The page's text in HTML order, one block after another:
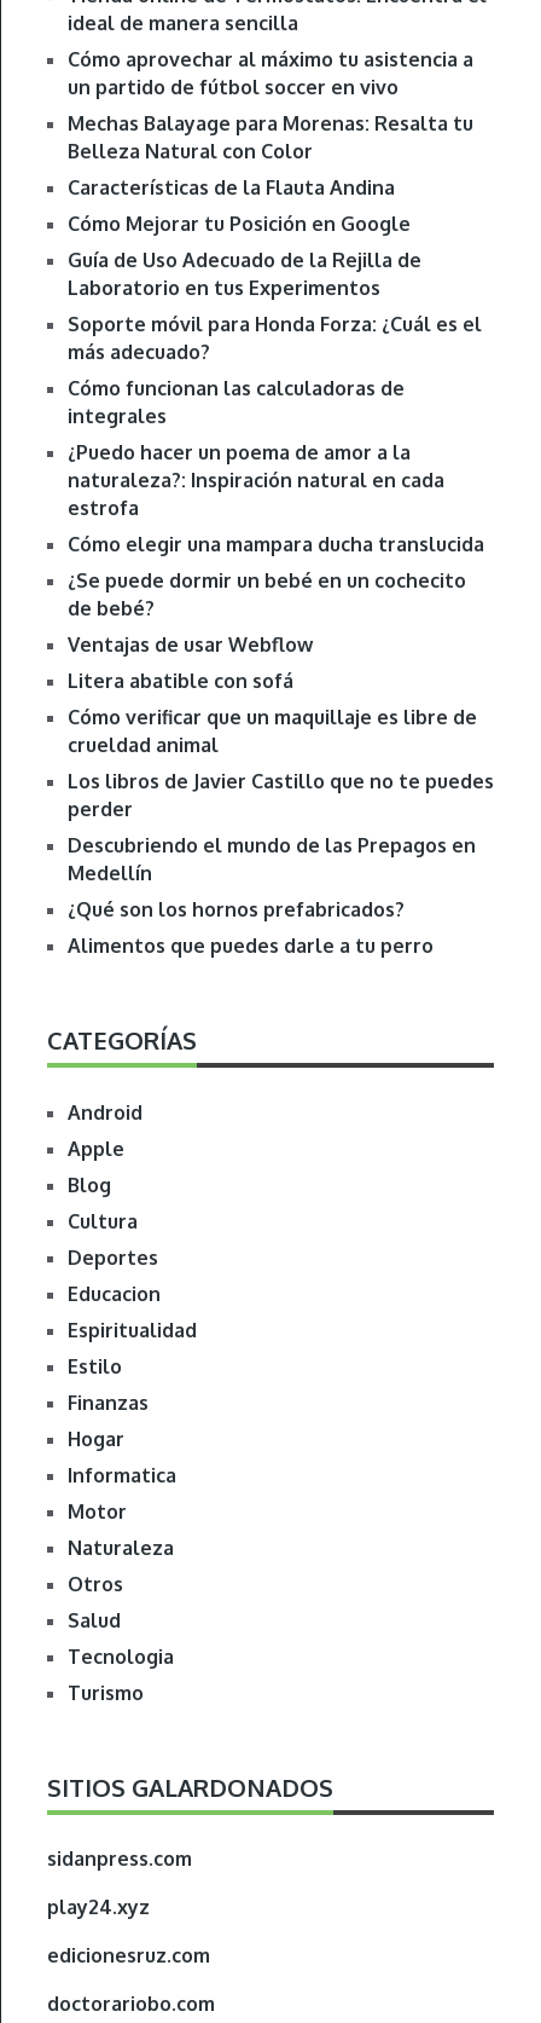
ideal de manera sencilla
Cómo aprovechar al máximo tu asistencia a
un partido de fútbol soccer en vivo
Mechas Balayage para Morenas: Resalta tu
Belleza Natural con Color
Características de la Flauta Andina
Cómo Mejorar tu Posición en Google
Guía de Uso Adecuado de la Rejilla de
Laboratorio en tus Experimentos
Soporte móvil para Honda Forza: ¿Cuál es el
más adecuado?
Cómo funcionan las calculadoras de
integrales
¿Puedo hacer un poema de amor a la
naturaleza?: Inspiración natural en cada
estrofa
Cómo elegir una mampara ducha translucida
¿Se puede dormir un bebé en un cochecito
de bebé?
Ventajas de usar Webflow
Litera abatible con sofá
Cómo verificar que un maquillaje es libre de
crueldad animal
Los libros de Javier Castillo que no te puedes
perder
Descubriendo el mundo de las Prepagos en
Medellín
¿Qué son los hornos prefabricados?
Alimentos que puedes darle a tu perro
CATEGORÍAS
Android
Apple
Blog
Cultura
Deportes
Educacion
Espiritualidad
Estilo
Finanzas
Hogar
Informatica
Motor
Naturaleza
Otros
Salud
Tecnologia
Turismo
SITIOS GALARDONADOS
sidanpress.com
play24.xyz
edicionesruz.com
doctorariobo.com